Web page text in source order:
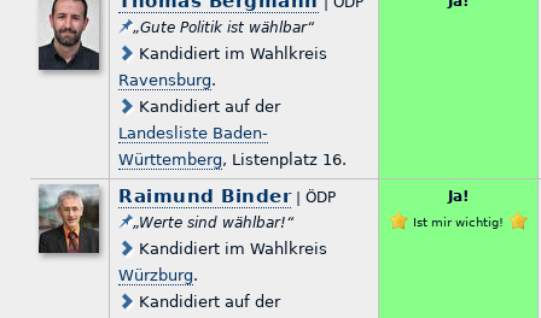
„Gute Politik ist wählbar“
Kandidiert im Wahlkreis
Ravensburg.
Kandidiert auf der
Landesliste Baden-
Württemberg, Listenplatz 16.
Raimund Binder| ÖDP
„Werte sind wählbar!“
Kandidiert im Wahlkreis
Würzburg.
Kandidiert auf der
Ja!
Ist mir wichtig!